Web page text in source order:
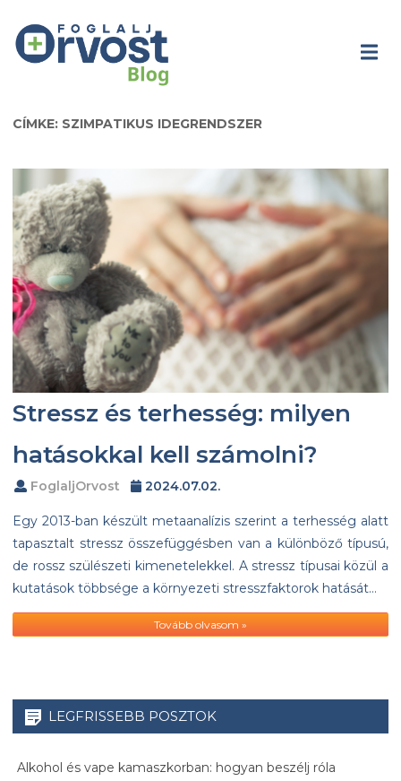
CÍMKE: SZIMPATIKUS IDEGRENDSZER
Stressz és terhesség: milyen
hatásokkal kell számolni?
FoglaljOrvost 2024.07.02.
Egy 2013-ban készült metaanalízis szerint a terhesség alatt
tapasztalt stressz összefüggésben van a különböző típusú,
de rossz szülészeti kimenetelekkel. A stressz típusai közül a
kutatások többsége a környezeti stresszfaktorok hatását…
Tovább olvasom »
LEGFRISSEBB POSZTOK
Alkohol és vape kamaszkorban: hogyan beszélj róla